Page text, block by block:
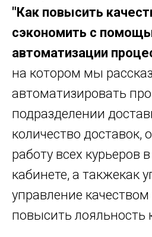
"Как повысить
сэкономить с
автоматизации
на котором мы
автоматизировать
подразделении
количество доставок,
работу всех курьеров
кабинете, а такжекак
управление качеством
повысить лояльность